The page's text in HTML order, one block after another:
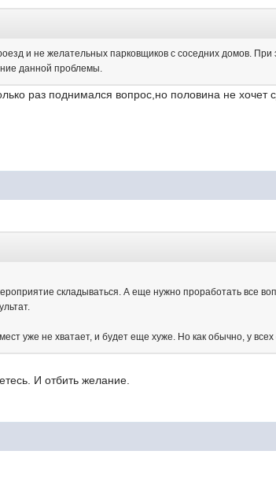
и не желательных парковщиков с соседних домов. При
данной проблемы.
раз поднимался вопрос,но половина не хочет
складываться. А еще нужно проработать все
уже не хватает, и будет еще хуже. Но как обычно, у
И отбить желание.